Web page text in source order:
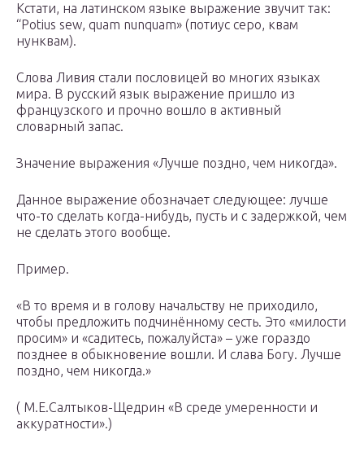
Кстати, на латинском языке выражение звучит так:
“Potius sew, quam nunquam» (потиус серо, квам
нунквам).
Слова Ливия стали пословицей во многих языках
мира. В русский язык выражение пришло из
французского и прочно вошло в активный
словарный запас.
Значение выражения «Лучше поздно, чем никогда».
Данное выражение обозначает следующее: лучше
что-то сделать когда-нибудь, пусть и с задержкой, чем
не сделать этого вообще.
Пример.
«В то время и в голову начальству не приходило,
чтобы предложить подчинённому сесть. Это «милости
просим» и «садитесь, пожалуйста» – уже гораздо
позднее в обыкновение вошли. И слава Богу. Лучше
поздно, чем никогда.»
( М.Е.Салтыков-Щедрин «В среде умеренности и
аккуратности».)